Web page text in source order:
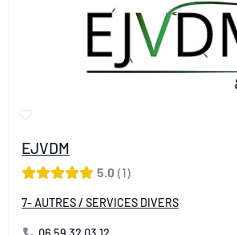
EJVDM
5.0 1
7- AUTRES / SERVICES DIVERS